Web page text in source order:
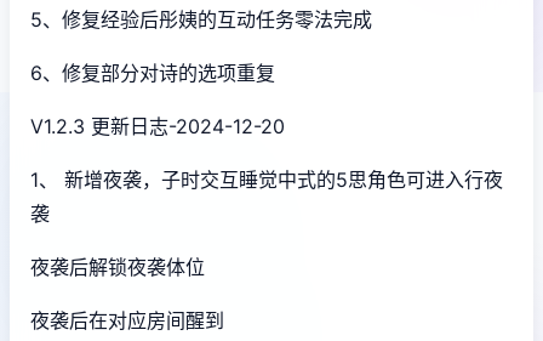
5、修复经验后彤姨的互动任务零法完成
6、修复部分对诗的选项重复
V1.2.3 更新日志-2024-12-20
1、 新增夜袭，子时交互睡觉中式的5思角色可进入行夜
袭
夜袭后解锁夜袭体位
夜袭后在对应房间醒到